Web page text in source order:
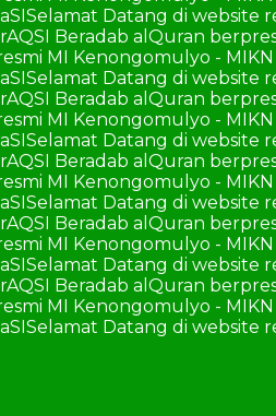
Selamat Datang di website
Beradab alQuran
MI Kenongomulyo -
Selamat Datang di website
Beradab alQuran
MI Kenongomulyo -
Selamat Datang di website
Beradab alQuran
MI Kenongomulyo -
Selamat Datang di website
Beradab alQuran
MI Kenongomulyo -
Selamat Datang di website
Beradab alQuran
MI Kenongomulyo -
Selamat Datang di website